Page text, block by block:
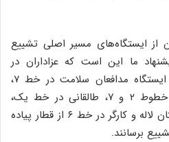
از ایستگاه‌های مسیر اصلی تشییع
ما این است که عزاداران در
ایستگاه‌های همجوار همچون ایستگاه مدافعان سلامت در خط ۷،
شهید نواب صفوی در تقاطع خطوط ۲ و ۷، طالقانی در خط یک،
دانشگاه شریف در خط ۲، بوستان لاله و کارگر در خط ۶ از قطار پیاده
برسانند.